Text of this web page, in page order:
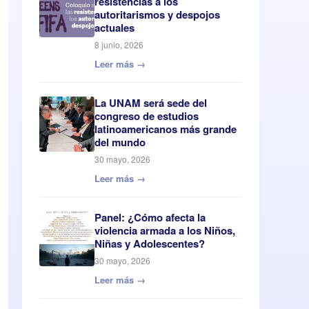
autoritarismos y despojos
actuales
8 junio, 2026
Leer más →
La UNAM será sede del
congreso de estudios
latinoamericanos más grande
del mundo
30 mayo, 2026
Leer más →
Panel: ¿Cómo afecta la
violencia armada a los Niños,
Niñas y Adolescentes?
30 mayo, 2026
Leer más →